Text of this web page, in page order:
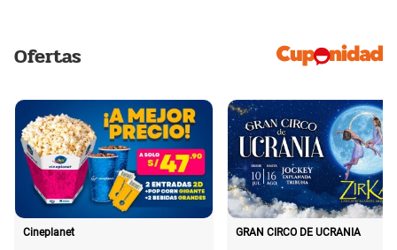
Ofertas
Cineplanet GRAN CIRCO DE UCRANIA